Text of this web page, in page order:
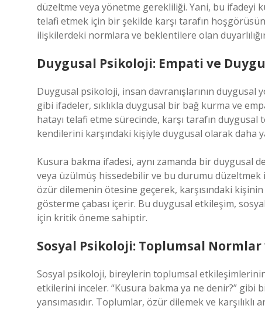
düzeltme veya yönetme gerekliliği. Yani, bu ifadeyi
telafi etmek için bir şekilde karşı tarafın
ilişkilerdeki normlara ve beklentilere olan
Duygusal Psikoloji: Empati ve
Duygusal psikoloji, insan davranışlarının duygusal
gibi ifadeler, sıklıkla duygusal bir bağ kurma ve
hatayı telafi etme sürecinde, karşı tarafın
kendilerini karşındaki kişiyle duygusal olarak daha
Kusura bakma ifadesi, aynı zamanda bir duygusal
veya üzülmüş hissedebilir ve bu durumu düzeltmek
özür dilemenin ötesine geçerek, karşısındaki
gösterme çabası içerir. Bu duygusal etkileşim,
için kritik öneme sahiptir.
Sosyal Psikoloji: Toplumsal
Sosyal psikoloji, bireylerin toplumsal
etkilerini inceler. “Kusura bakma ya ne denir?” gibi
yansımasıdır. Toplumlar, özür dilemek ve